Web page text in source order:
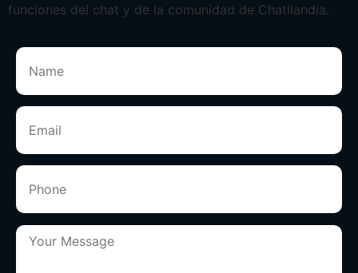
funciones del chat y de la comunidad de Chatilandia.